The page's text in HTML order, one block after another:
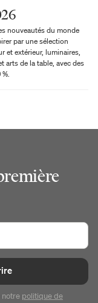
nouveautés du monde
par une sélection
et extérieur, luminaires,
arts de la table, avec des
notre politique de